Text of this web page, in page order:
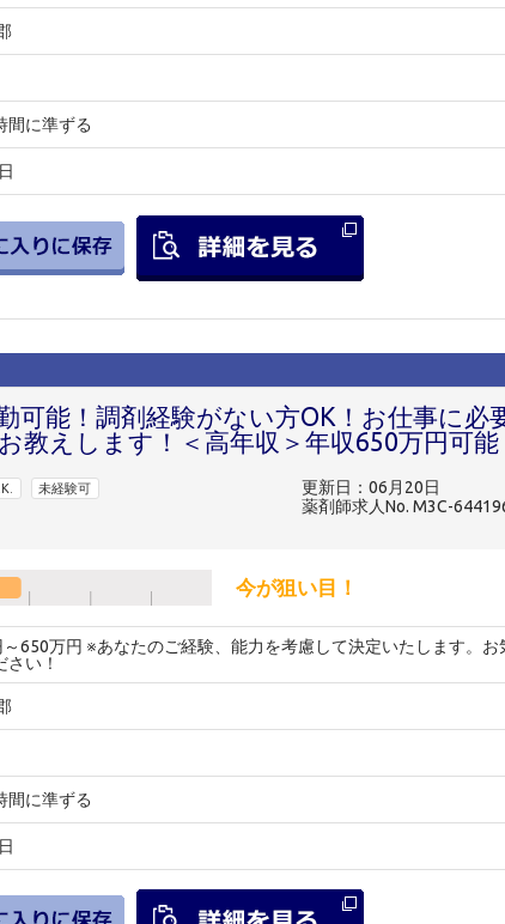
間に準ずる
可能！調剤経験がない方OK！お仕事に必
教えします！＜高年収＞年収650万円可能
未経験可
更新日：06月20日
薬剤師求人No. M3C-
今が狙い目！
650万円 ※あなたのご経験、能力を考慮して決定いたします。お
さい！
間に準ずる